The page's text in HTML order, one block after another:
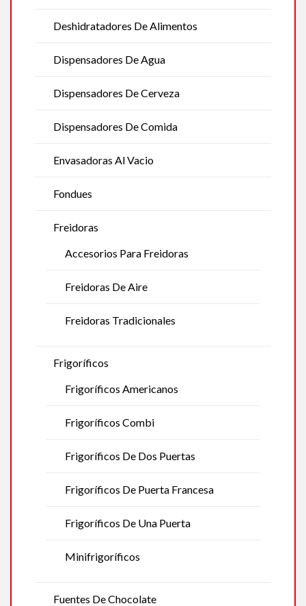
Deshidratadores De Alimentos
Dispensadores De Agua
Dispensadores De Cerveza
Dispensadores De Comida
Envasadoras Al Vacio
Fondues
Freidoras
Accesorios Para Freidoras
Freidoras De Aire
Freidoras Tradicionales
Frigoríficos
Frigoríficos Americanos
Frigoríficos Combi
Frigoríficos De Dos Puertas
Frigoríficos De Puerta Francesa
Frigoríficos De Una Puerta
Minifrigoríficos
Fuentes De Chocolate